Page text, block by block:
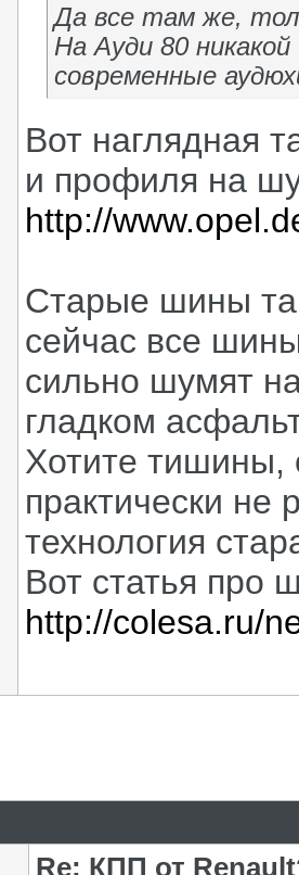
Да все там же,
На Ауди 80
современные
Вот наглядная
и профиля на
http://
Старые шины
сейчас все
сильно шумят
гладком
Хотите тишины,
практически
технология
Вот статья про
http://colesa.ru/
Re: КПП от